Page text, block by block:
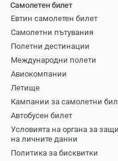
Самолетен билет
Евтин самолетен билет
Самолетни пътувания
Полетни дестинации
Международни полети
Авиокомпании
Летище
Кампании за самолетни
Автобусен билет
Условията на органа за
на личните данни
Политика за бисквитки